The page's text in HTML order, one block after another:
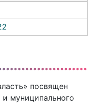
посвящен
и муниципального